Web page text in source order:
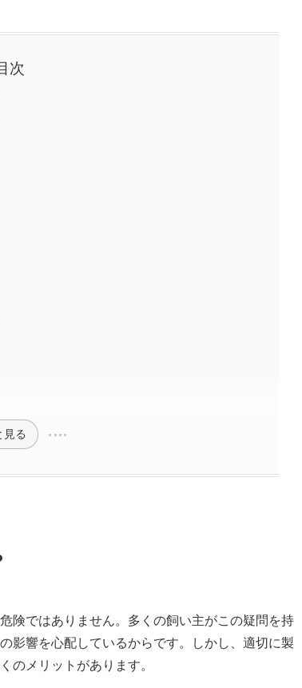
次
見る
険ではありません。多くの飼い主がこの疑問を持
影響を心配しているからです。しかし、適切に製
のメリットがあります。